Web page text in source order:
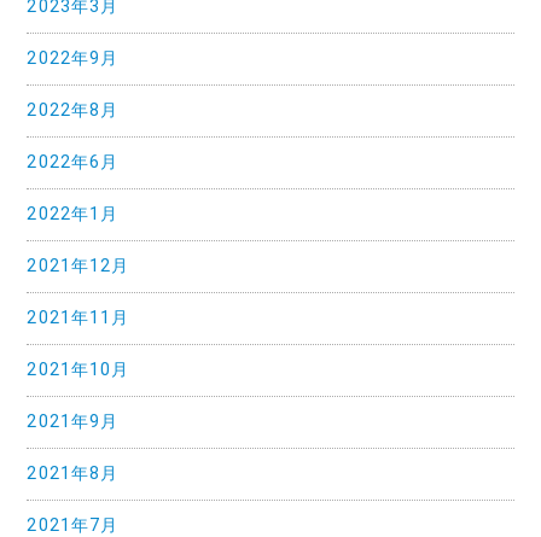
2023年3月
2022年9月
2022年8月
2022年6月
2022年1月
2021年12月
2021年11月
2021年10月
2021年9月
2021年8月
2021年7月